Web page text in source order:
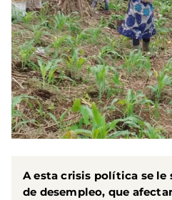
A esta crisis política se le
de desempleo, que